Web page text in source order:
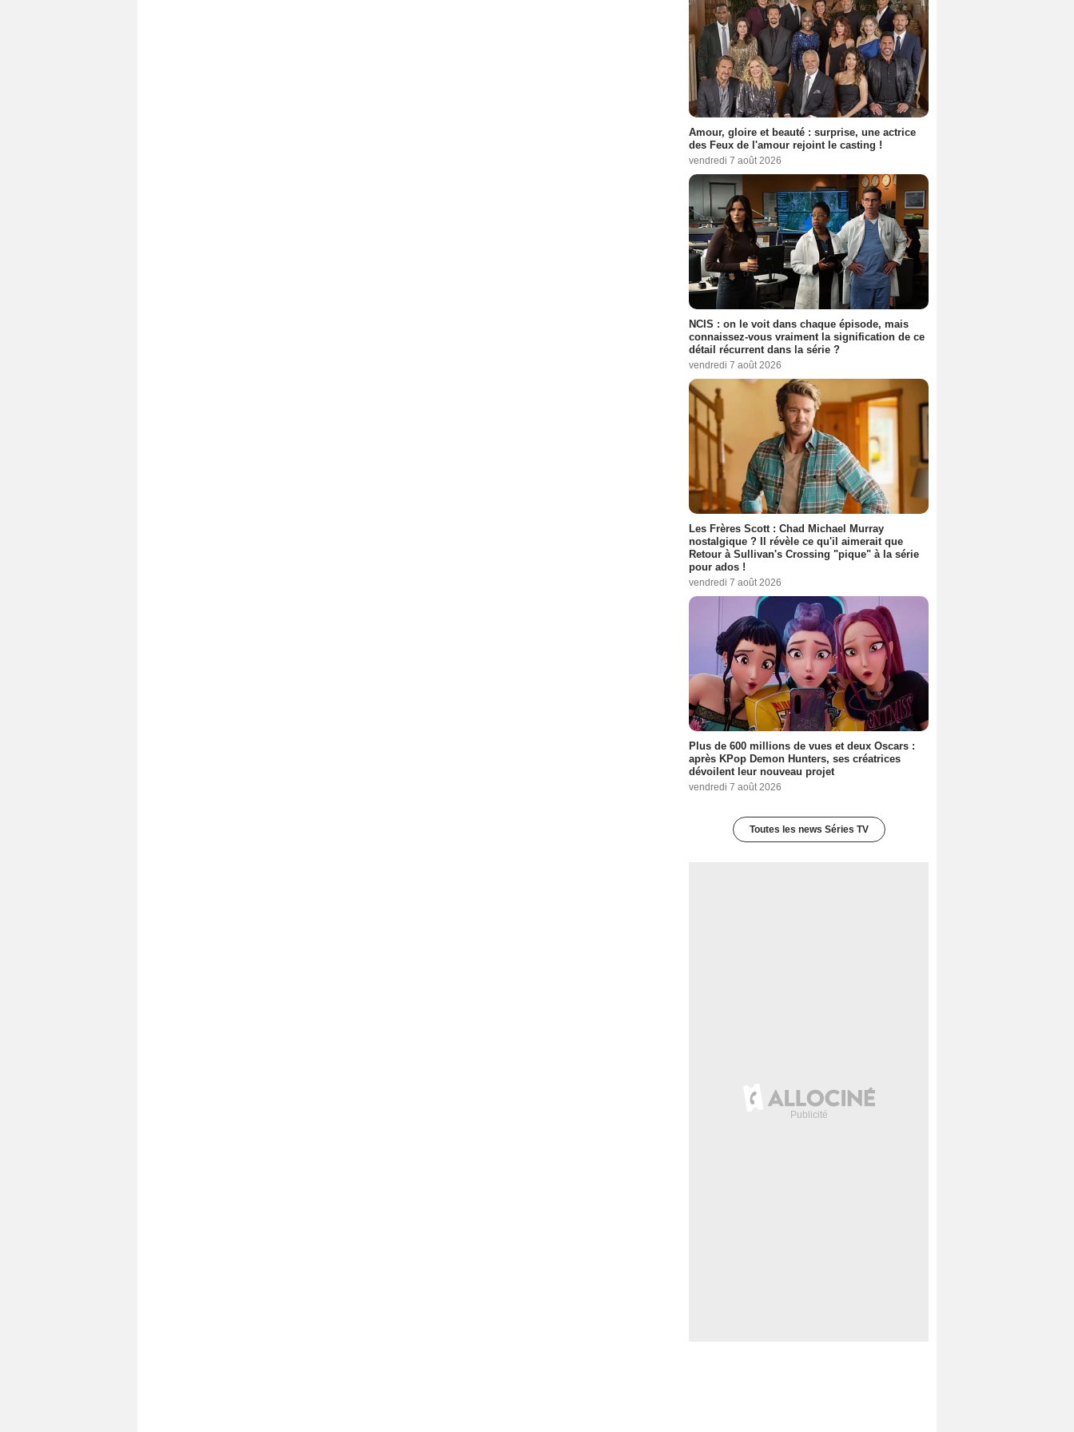
Amour, gloire et beauté : surprise, une actrice
des Feux de l'amour rejoint le casting !
vendredi 7 août 2026
NCIS : on le voit dans chaque épisode, mais
connaissez-vous vraiment la signification de ce
détail récurrent dans la série ?
vendredi 7 août 2026
Les Frères Scott : Chad Michael Murray
nostalgique ? Il révèle ce qu'il aimerait que
Retour à Sullivan's Crossing "pique" à la série
pour ados !
vendredi 7 août 2026
Plus de 600 millions de vues et deux Oscars :
après KPop Demon Hunters, ses créatrices
dévoilent leur nouveau projet
vendredi 7 août 2026
Toutes les news Séries TV